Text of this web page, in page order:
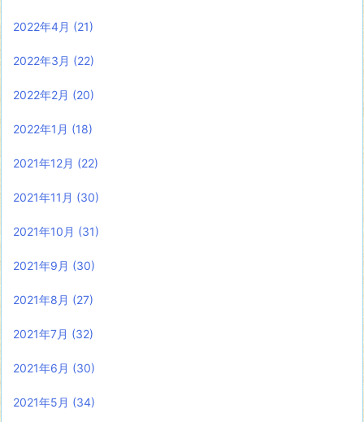
2022年4月 (21)
2022年3月 (22)
2022年2月 (20)
2022年1月 (18)
2021年12月 (22)
2021年11月 (30)
2021年10月 (31)
2021年9月 (30)
2021年8月 (27)
2021年7月 (32)
2021年6月 (30)
2021年5月 (34)